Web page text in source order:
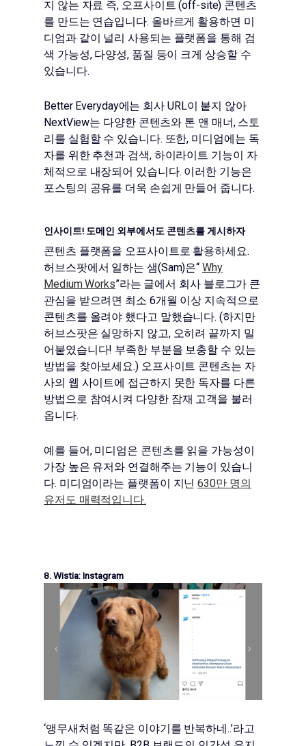
지 않는 자료 즉, 오프사이트 (off-site) 콘텐츠
를 만드는 연습입니다. 올바르게 활용하면 미
디엄과 같이 널리 사용되는 플랫폼을 통해 검
색 가능성, 다양성, 품질 등이 크게 상승할 수
있습니다.
Better Everyday에는 회사 URL이 붙지 않아
NextView는 다양한 콘텐츠와 톤 앤 매너, 스토
리를 실험할 수 있습니다. 또한, 미디엄에는 독
자를 위한 추천과 검색, 하이라이트 기능이 자
체적으로 내장되어 있습니다. 이러한 기능은
포스팅의 공유를 더욱 손쉽게 만들어 줍니다.
인사이트! 도메인 외부에서도 콘텐츠를 게시하자
콘텐츠 플랫폼을 오프사이트로 활용하세요.
허브스팟에서 일하는 샘(Sam)은“Why
Medium Works”라는 글에서 회사 블로그가 큰
관심을 받으려면 최소 6개월 이상 지속적으로
콘텐츠를 올려야 했다고 말했습니다. (하지만
허브스팟은 실망하지 않고, 오히려 끝까지 밀
어붙였습니다! 부족한 부분을 보충할 수 있는
방법을 찾아보세요.) 오프사이트 콘텐츠는 자
사의 웹 사이트에 접근하지 못한 독자를 다른
방법으로 참여시켜 다양한 잠재 고객을 불러
옵니다.
예를 들어, 미디엄은 콘텐츠를 읽을 가능성이
가장 높은 유저와 연결해주는 기능이 있습니
다. 미디엄이라는 플랫폼이 지닌630만 명의
유저도 매력적입니다.
8. Wistia: Instagram
‘앵무새처럼 똑같은 이야기를 반복하네..’라고